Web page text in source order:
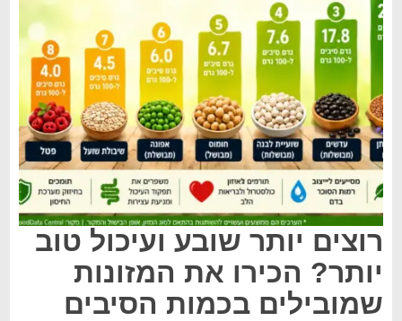
רוצים יותר שובע ועיכול טוב
יותר? הכירו את המזונות
שמובילים בכמות הסיבים